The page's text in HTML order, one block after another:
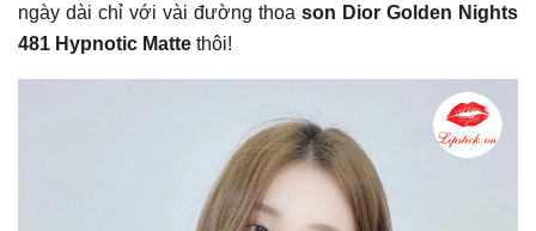
ngày dài chỉ với vài đường thoa son Dior Golden Nights
481 Hypnotic Matte thôi!